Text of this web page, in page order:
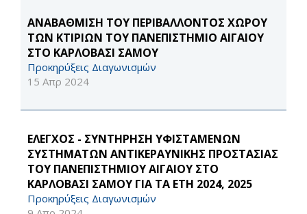
ΑΝΑΒΑΘΜΙΣΗ ΤΟΥ ΠΕΡΙΒΑΛΛΟΝΤΟΣ ΧΩΡΟΥ
ΤΩΝ ΚΤΙΡΙΩΝ ΤΟΥ ΠΑΝΕΠΙΣΤΗΜΙΟ ΑΙΓΑΙΟΥ
ΣΤΟ ΚΑΡΛΟΒΑΣΙ ΣΑΜΟΥ
Προκηρύξεις Διαγωνισμών
15 Απρ 2024
ΕΛΕΓΧΟΣ - ΣΥΝΤΗΡΗΣΗ ΥΦΙΣΤΑΜΕΝΩΝ
ΣΥΣΤΗΜΑΤΩΝ ΑΝΤΙΚΕΡΑΥΝΙΚΗΣ ΠΡΟΣΤΑΣΙΑΣ
ΤΟΥ ΠΑΝΕΠΙΣΤΗΜΙΟΥ ΑΙΓΑΙΟΥ ΣΤΟ
ΚΑΡΛΟΒΑΣΙ ΣΑΜΟΥ ΓΙΑ ΤΑ ΕΤΗ 2024, 2025
Προκηρύξεις Διαγωνισμών